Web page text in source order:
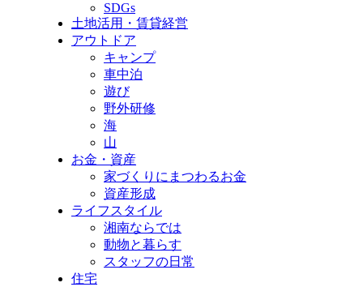
SDGs
土地活用・賃貸経営
アウトドア
キャンプ
車中泊
遊び
野外研修
海
山
お金・資産
家づくりにまつわるお金
資産形成
ライフスタイル
湘南ならでは
動物と暮らす
スタッフの日常
住宅